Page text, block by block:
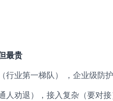
最贵
行业第一梯队） ，企业级防
人劝退），接入复杂（要对